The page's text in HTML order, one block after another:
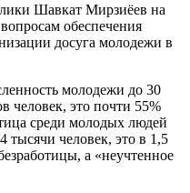
Шавкат Мирзиёев на
обеспечения
досуга молодежи в
молодежи до 30
человек, это почти 55%
среди молодых людей
тысячи человек, это в 1,5
а «неучтенное